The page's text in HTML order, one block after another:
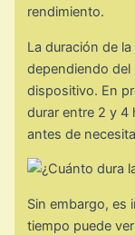
rendimiento.
La duración de
dependiendo del
dispositivo. En
durar entre 2 y 4
antes de
Sin embargo, es
tiempo puede